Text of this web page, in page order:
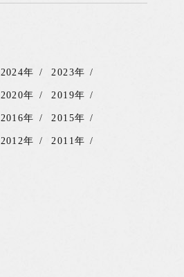
2024年 2023年
2020年 2019年
2016年 2015年
2012年 2011年